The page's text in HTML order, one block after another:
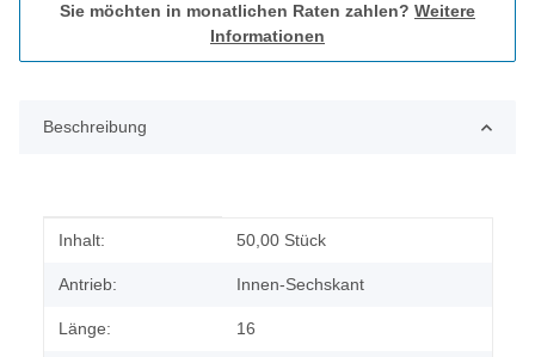
Sie möchten in monatlichen Raten zahlen? Weitere
Informationen
Beschreibung
Produkteigenschaft
Wert
Inhalt: 50,00 Stück
Antrieb: Innen-Sechskant
Länge: 16